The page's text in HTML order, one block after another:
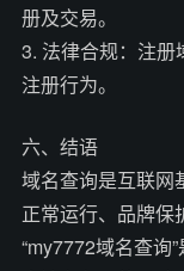
册及交易。
3. 法律合规：注
注册行为。
六、结语
域名查询是互联网
正常运行、品牌保
“my7772域名查询